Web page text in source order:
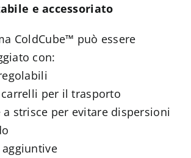
e accessoriato
ColdCube™ può essere
con:
per il trasporto
strisce per evitare dispersioni